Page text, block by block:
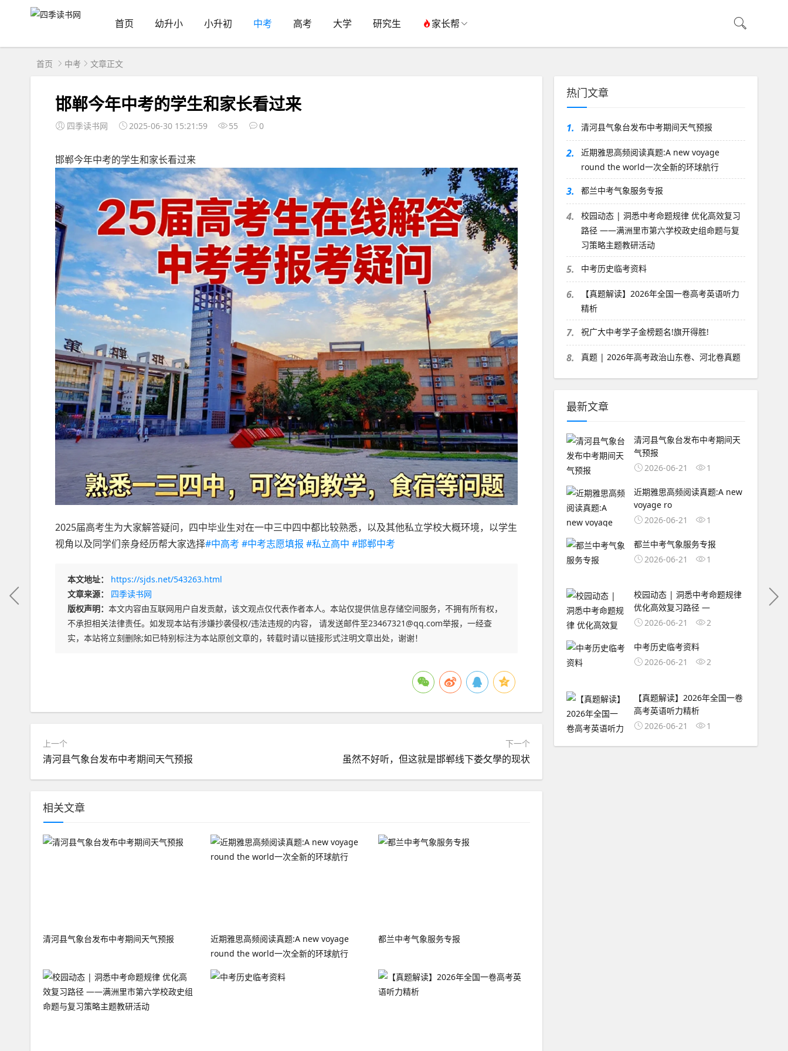
首页 幼升小 小升初 中考 高考 大学 研究生 家长帮
首页 中考 文章正文
邯郸今年中考的学生和家长看过来
四季读书网 2025-06-30 15:21:59 55 0
邯郸今年中考的学生和家长看过来
2025届高考生为大家解答疑问，四中毕业生对在一中三中四中都比较熟悉，以及其他私立学校大概环境，以学生
视角以及同学们亲身经历帮大家选择#中高考 #中考志愿填报 #私立高中 #邯郸中考
本文地址：
https://sjds.net/543263.html
文章来源：
四季读书网
版权声明： 本文内容由互联网用户自发贡献，该文观点仅代表作者本人。本站仅提供信息存储空间服务，不拥有所有权，
不承担相关法律责任。如发现本站有涉嫌抄袭侵权/违法违规的内容， 请发送邮件至23467321@qq.com举报，一经查
实，本站将立刻删除;如已特别标注为本站原创文章的，转载时请以链接形式注明文章出处，谢谢！
上一个
清河县气象台发布中考期间天气预报
下一个
虽然不好听，但这就是邯郸线下娄攵學的现状
相关文章
清河县气象台发布中考期间天气预报
近期雅思高频阅读真题:A new voyage
round the world一次全新的环球航行
都兰中考气象服务专报
热门文章
1. 清河县气象台发布中考期间天气预报
2.
近期雅思高频阅读真题:A new voyage
round the world一次全新的环球航行
3. 都兰中考气象服务专报
4.
校园动态 | 洞悉中考命题规律 优化高效复习
路径 ——满洲里市第六学校政史组命题与复
习策略主题教研活动
5. 中考历史临考资料
6.
【真题解读】2026年全国一卷高考英语听力
精析
7. 祝广大中考学子金榜题名!旗开得胜!
8. 真题 | 2026年高考政治山东卷、河北卷真题
最新文章
清河县气象台发布中考期间天
气预报
2026-06-21
1
近期雅思高频阅读真题:A new
voyage ro
2026-06-21
1
都兰中考气象服务专报
2026-06-21
1
校园动态 | 洞悉中考命题规律
优化高效复习路径 —
2026-06-21
2
中考历史临考资料
2026-06-21
2
【真题解读】2026年全国一卷
高考英语听力精析
2026-06-21
1